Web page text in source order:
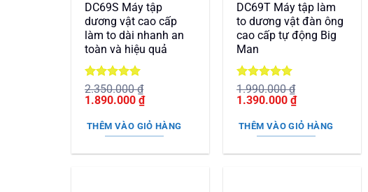
DC69S Máy tập
dương vật cao cấp
làm to dài nhanh an
toàn và hiệu quả
Được xếp
hạng55
2.350.000₫
Giá
là:
2.350.000 ₫.
1.890.000₫Giá
hiện
tại
là:
THÊM VÀO GIỎ HÀNG
DC69T Máy tập làm
to dương vật đàn ông
cao cấp tự động Big
Man
Được xếp
hạng55
1.990.000₫
Giá
là:
1.990.000 ₫.
1.390.000₫Giá
hiện
tại
là:
THÊM VÀO GIỎ HÀNG